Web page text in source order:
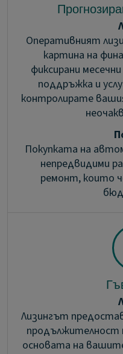
Оперативният
картина на
фиксирани
поддръжка и
контролирате
Покупката на
непредвидими
ремонт, които
Лизингът
продължителност
основата на